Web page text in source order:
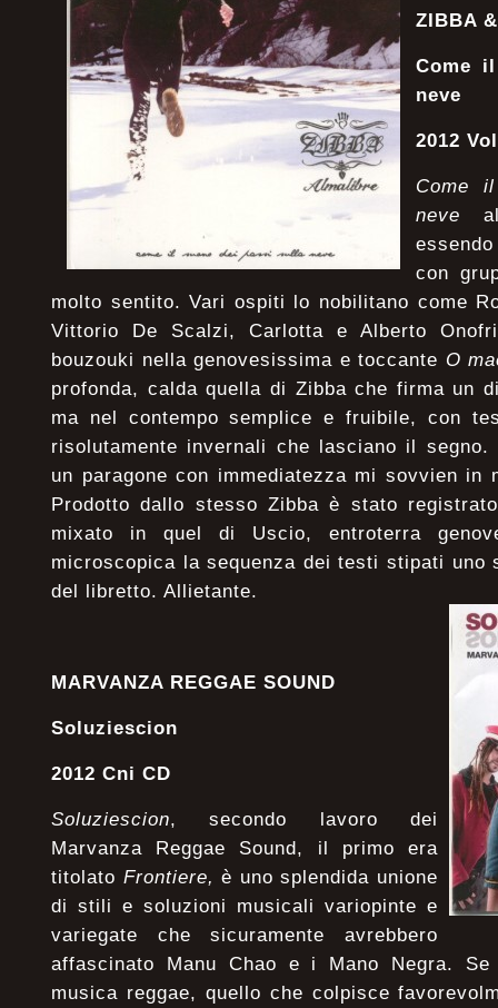
ZIBBA
Come
neve
2012
Come
neve
con
molto sentito. Vari ospiti lo nobilitano come
Vittorio De Scalzi, Carlotta e Alberto
bouzouki nella genovesissima e toccante O
profonda, calda quella di Zibba che firma un
ma nel contempo semplice e fruibile, con
risolutamente invernali che lasciano il
un paragone con immediatezza mi sovvien in
Prodotto dallo stesso Zibba è stato
mixato in quel di Uscio, entroterra
microscopica la sequenza dei testi stipati uno
del libretto. Allietante.
MARVANZA REGGAE SOUND
Soluziescion
2012 Cni CD
Soluziescion, secondo lavoro dei
Marvanza Reggae Sound, il primo era
titolato Frontiere, è uno splendida unione
di stili e soluzioni musicali variopinte e
variegate che sicuramente avrebbero
affascinato Manu Chao e i Mano Negra.
musica reggae, quello che colpisce